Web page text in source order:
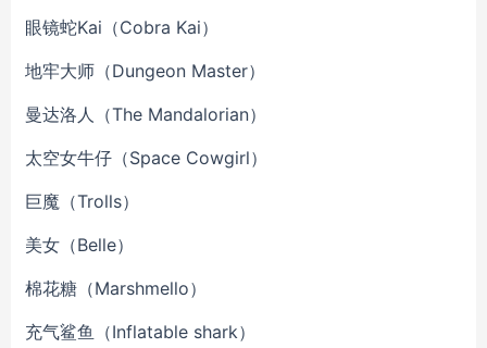
眼镜蛇Kai（Cobra Kai）
地牢大师（Dungeon Master）
曼达洛人（The Mandalorian）
太空女牛仔（Space Cowgirl）
巨魔（Trolls）
美女（Belle）
棉花糖（Marshmello）
充气鲨鱼（Inflatable shark）